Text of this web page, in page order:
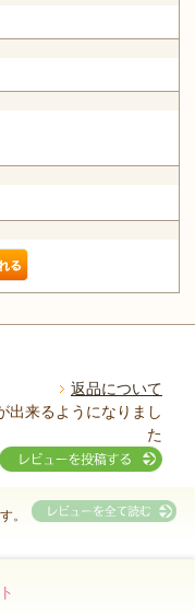
返品について
出来るようになりまし
た
。